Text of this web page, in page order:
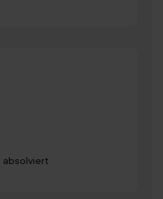
absolviert